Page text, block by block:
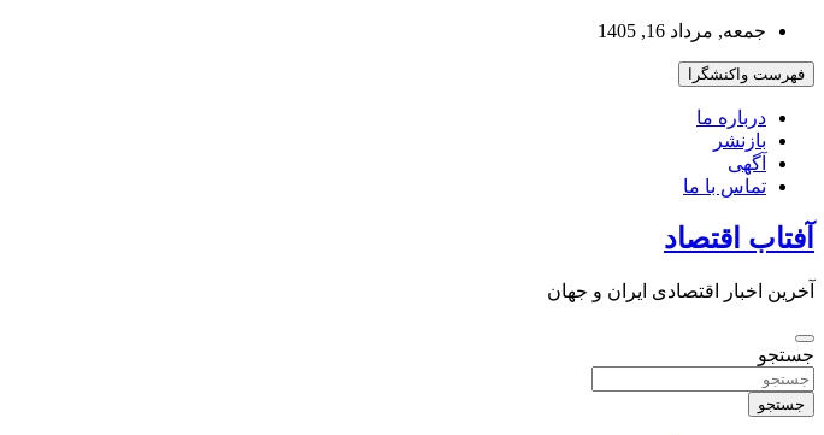
بروید
جمعه, مرداد 16, 1405
فهرست واکنشگرا
درباره ما
بازنشر
آگهی
تماس با ما
آفتاب اقتصاد
آخرین اخبار اقتصادی ایران و جهان
جستجو
جستجو